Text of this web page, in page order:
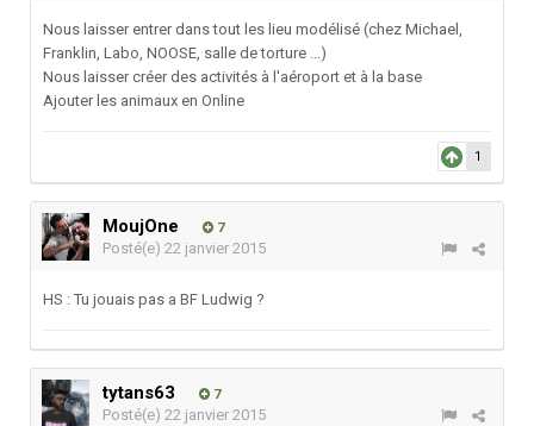
Nous laisser entrer dans tout les lieu modélisé (chez Michael,
Franklin, Labo, NOOSE, salle de torture ...)
Nous laisser créer des activités à l'aéroport et à la base
Ajouter les animaux en Online
1
MoujOne 7
Posté(e) 22 janvier 2015
HS : Tu jouais pas a BF Ludwig ?
tytans63 7
Posté(e) 22 janvier 2015